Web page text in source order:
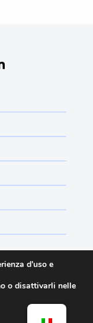
d'uso e
o disattivarli nelle